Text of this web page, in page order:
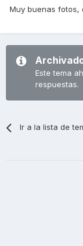
Muy buenas fotos,
Este tema
respuestas.
Ir a la lista de